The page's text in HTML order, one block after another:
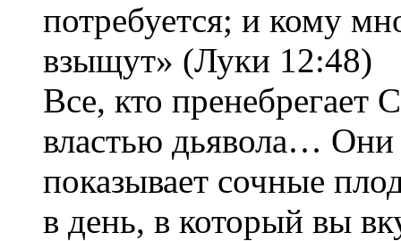
потребуется; и кому
взыщут» (Луки 12:48)
Все, кто пренебрегает
властью дьявола…
показывает сочные
в день, в который вы